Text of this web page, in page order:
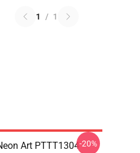
1 / 1
Art PTTT1304-20%